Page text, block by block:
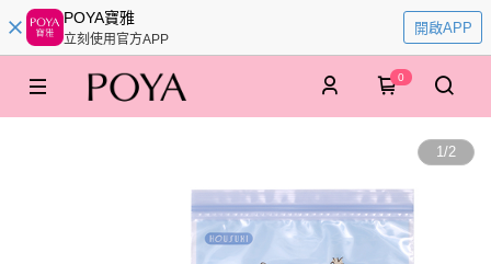
POYA寶雅
立刻使用官方APP
開啟APP
0
1/2